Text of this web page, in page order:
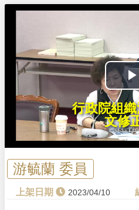
l
行政院組
文修
游毓蘭 委員
2023/04/10